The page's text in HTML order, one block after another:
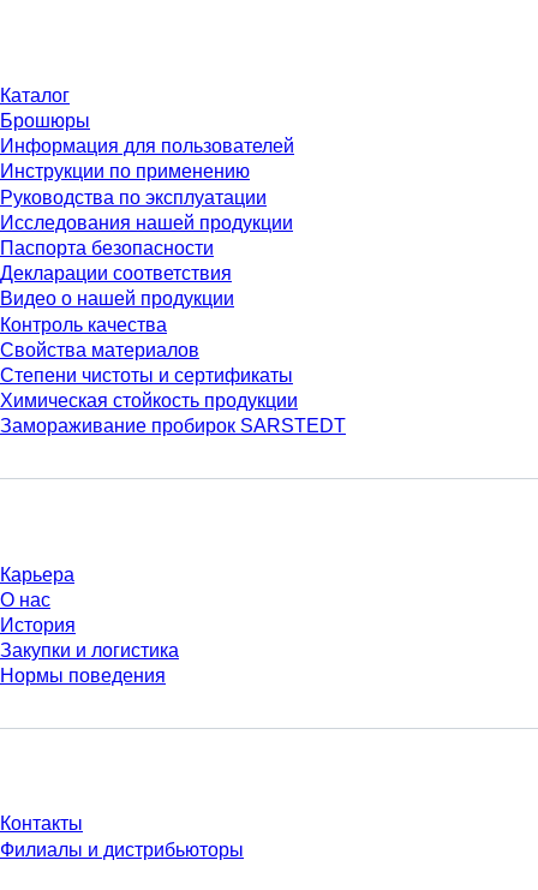
Каталог
Брошюры
Информация для пользователей
Инструкции по применению
Руководства по эксплуатации
Исследования нашей продукции
Паспорта безопасности
Декларации соответствия
Видео о нашей продукции
Контроль качества
Свойства материалов
Степени чистоты и сертификаты
Химическая стойкость продукции
Замораживание пробирок SARSTEDT
Карьера
О нас
История
Закупки и логистика
Нормы поведения
Контакты
Филиалы и дистрибьюторы